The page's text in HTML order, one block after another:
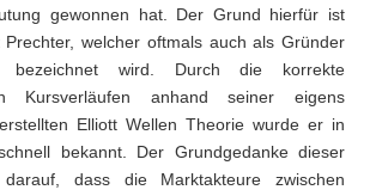
gewonnen hat. Der Grund hierfür ist
Prechter, welcher oftmals auch als Gründer
bezeichnet wird. Durch die korrekte
Kursverläufen anhand seiner eigens
Elliott Wellen Theorie wurde er in
bekannt. Der Grundgedanke dieser
dass die Marktakteure zwischen